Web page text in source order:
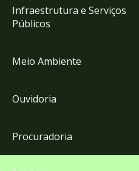
Infraestrutura e Serviços
Públicos
Meio Ambiente
Ouvidoria
Procuradoria